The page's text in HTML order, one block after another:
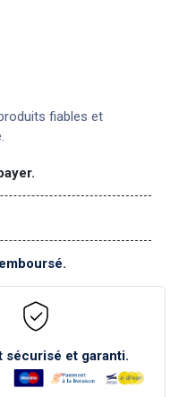
fiables et
sécurisé et garanti.